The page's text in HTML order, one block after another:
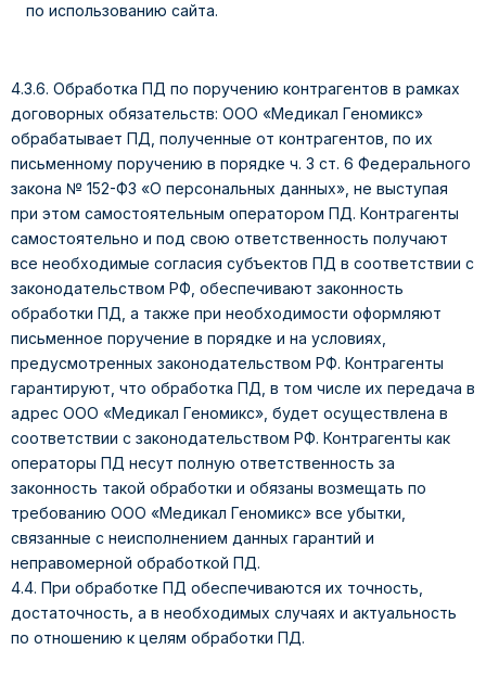
по использованию сайта.
4.3.6. Обработка ПД по поручению контрагентов в рамках
договорных обязательств: ООО «Медикал Геномикс»
обрабатывает ПД, полученные от контрагентов, по их
письменному поручению в порядке ч. 3 ст. 6 Федерального
закона № 152-ФЗ «О персональных данных», не выступая
при этом самостоятельным оператором ПД. Контрагенты
самостоятельно и под свою ответственность получают
все необходимые согласия субъектов ПД в соответствии с
законодательством РФ, обеспечивают законность
обработки ПД, а также при необходимости оформляют
письменное поручение в порядке и на условиях,
предусмотренных законодательством РФ. Контрагенты
гарантируют, что обработка ПД, в том числе их передача в
адрес ООО «Медикал Геномикс», будет осуществлена в
соответствии с законодательством РФ. Контрагенты как
операторы ПД несут полную ответственность за
законность такой обработки и обязаны возмещать по
требованию ООО «Медикал Геномикс» все убытки,
связанные с неисполнением данных гарантий и
неправомерной обработкой ПД.
4.4. При обработке ПД обеспечиваются их точность,
достаточность, а в необходимых случаях и актуальность
по отношению к целям обработки ПД.